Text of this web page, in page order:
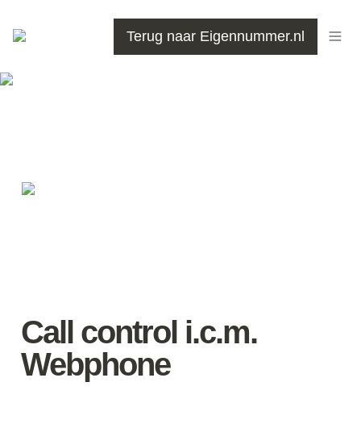
Terug naar Eigennummer.nl
Call control i.c.m.
Webphone